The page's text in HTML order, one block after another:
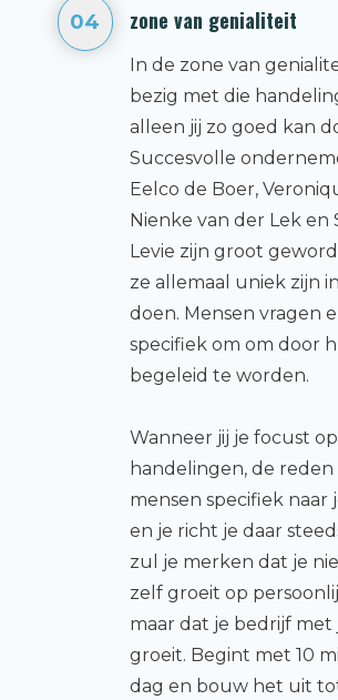
04 zone van genialiteit
In de zone van
bezig met die
alleen jij zo goed kan
Succesvolle
Eelco de Boer,
Nienke van der Lek en
Levie zijn groot
ze allemaal uniek zijn
doen. Mensen vragen
specifiek om om door
begeleid te worden.
Wanneer jij je focust
handelingen, de reden
mensen specifiek naar
en je richt je daar
zul je merken dat je
zelf groeit op
maar dat je bedrijf met
groeit. Begint met 10
dag en bouw het uit